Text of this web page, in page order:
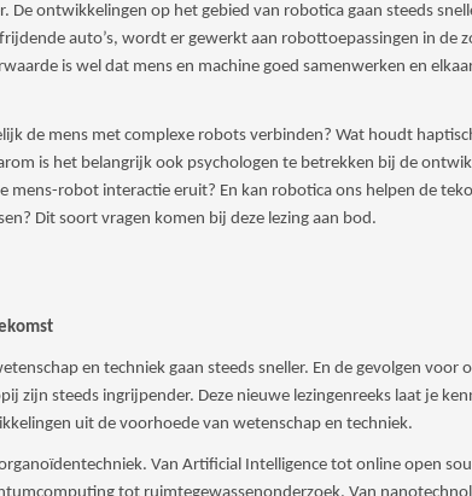
De ontwikkelingen op het gebied van robotica gaan steeds
auto’s, wordt er gewerkt aan robottoepassingen in de
is wel dat mens en machine goed samenwerken en
de mens met complexe robots verbinden? Wat houdt
is het belangrijk ook psychologen te betrekken bij de
mens-robot interactie eruit? En kan robotica ons helpen de
Dit soort vragen komen bij deze lezing aan bod.
en techniek gaan steeds sneller. En de gevolgen voor
zijn steeds ingrijpender. Deze nieuwe lezingenreeks laat je
uit de voorhoede van wetenschap en techniek.
Van Artificial Intelligence tot online open